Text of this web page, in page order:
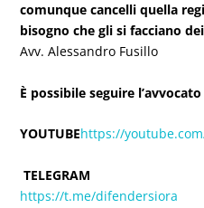
comunque cancelli quella
bisogno che gli si facciano
Avv. Alessandro Fusillo
È possibile seguire
YOUTUBEhttps://
TELEGRAM
https://t.me/difendersiora